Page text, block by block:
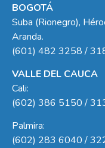
BOGOTÁ
Suba (Rionegro),
Aranda.
(601) 482 3258 /
VALLE DEL CAUCA
Cali:
(602) 386 5150 /
Palmira:
(602) 283 6040 /